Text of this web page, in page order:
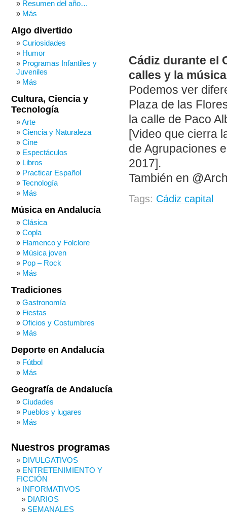
Cádiz durante el
calles y la
Podemos ver
Plaza de las
la calle de Paco
[Video que cierra
de Agrupaciones
2017].
También en
Tags: Cádiz capital
Resumen del año…
Más
Algo divertido
Curiosidades
Humor
Programas Infantiles y
Juveniles
Más
Cultura, Ciencia y
Tecnología
Arte
Ciencia y Naturaleza
Cine
Espectáculos
Libros
Practicar Español
Tecnología
Más
Música en Andalucía
Clásica
Copla
Flamenco y Folclore
Música joven
Pop – Rock
Más
Tradiciones
Gastronomía
Fiestas
Oficios y Costumbres
Más
Deporte en Andalucía
Fútbol
Más
Geografía de Andalucía
Ciudades
Pueblos y lugares
Más
Nuestros programas
DIVULGATIVOS
ENTRETENIMIENTO Y
FICCIÓN
INFORMATIVOS
DIARIOS
SEMANALES